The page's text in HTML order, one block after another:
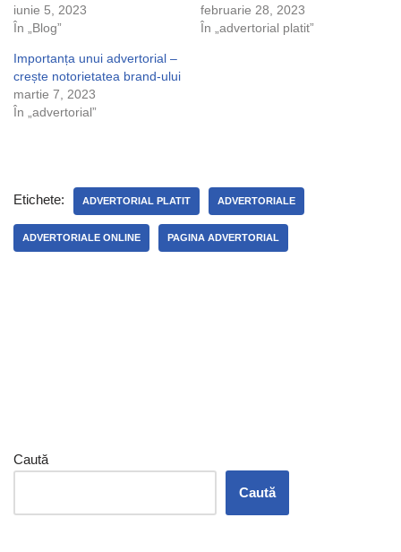
iunie 5, 2023
În „Blog”
februarie 28, 2023
În „advertorial platit”
Importanța unui advertorial –
crește notorietatea brand-ului
martie 7, 2023
În „advertorial”
Etichete: ADVERTORIAL PLATIT ADVERTORIALE
ADVERTORIALE ONLINE PAGINA ADVERTORIAL
Caută
Caută